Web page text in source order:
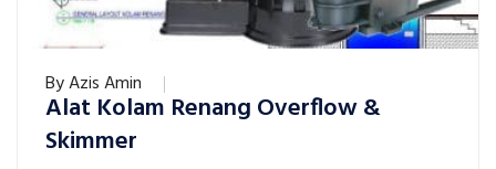
ByAzis Amin
Alat Kolam Renang Overflow &
Skimmer